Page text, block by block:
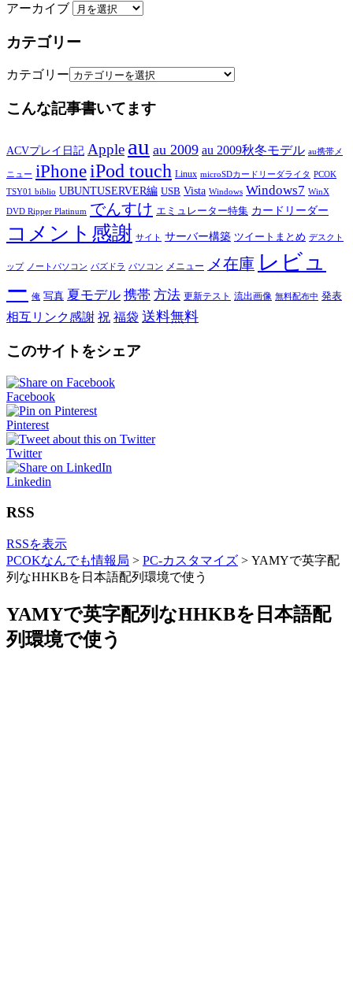
アーカイブ
カテゴリー
カテゴリー
こんな記事書いてます
ACVプレイ日記 Apple au au 2009 au 2009秋冬モデル au携帯メ
ニュー iPhoneiPod touch Linux microSDカードリーダライタ PCOK
TSY01 biblio UBUNTUSERVER編 USB Vista Windows Windows7 WinX
DVD Ripper Platinum でんすけ エミュレーター特集 カードリーダー
コメント感謝 サイト サーバー構築 ツイートまとめ デスクト
ップ ノートパソコン パズドラ パソコン メニュー メ在庫 レビュ
ー 俺 写真 夏モデル 携帯 方法 更新テスト 流出画像 無料配布中 発表
相互リンク感謝 祝 福袋 送料無料
このサイトをシェア
Facebook
Pinterest
Twitter
Linkedin
RSS
RSSを表示
PCOKなんでも情報局 > PC-カスタマイズ > YAMYで英字配
列なHHKBを日本語配列環境で使う
YAMYで英字配列なHHKBを日本語配
列環境で使う